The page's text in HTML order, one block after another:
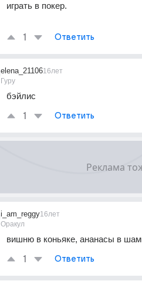
играть в покер.
1 Ответить
elena_21106
Гуру
16лет
бэйлис
1 Ответить
i_am_reggy
Оракул
16лет
вишню в коньяке, ананасы в
1 Ответить